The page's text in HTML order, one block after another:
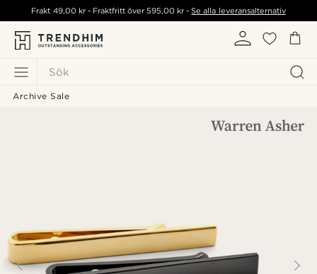
Sök
Frakt 49,00 kr- Fraktfritt över595,00 kr -Se alla leveransalternativ
Archive Sale